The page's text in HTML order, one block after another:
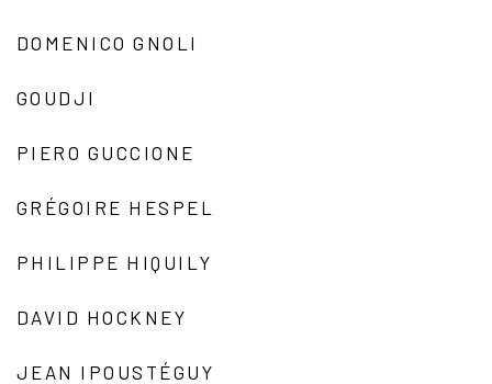
DOMENICO GNOLI
GOUDJI
PIERO GUCCIONE
GRÉGOIRE HESPEL
PHILIPPE HIQUILY
DAVID HOCKNEY
JEAN IPOUSTÉGUY